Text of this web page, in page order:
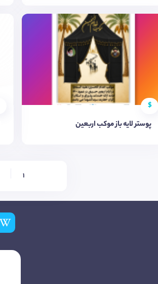
$
پوستر لایه باز موکب اربعین
1